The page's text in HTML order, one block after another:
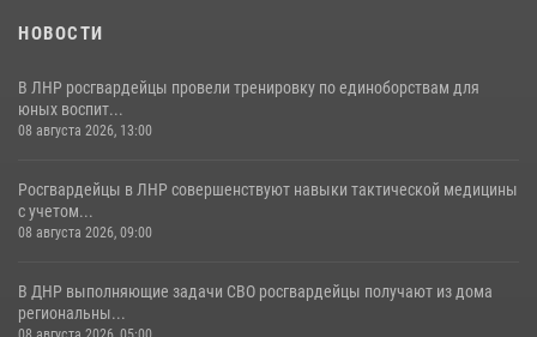
НОВОСТИ
В ЛНР росгвардейцы провели тренировку по единоборствам для
юных воспит...
08 августа 2026, 13:00
Росгвардейцы в ЛНР совершенствуют навыки тактической медицины
с учетом...
08 августа 2026, 09:00
В ДНР выполняющие задачи СВО росгвардейцы получают из дома
региональны...